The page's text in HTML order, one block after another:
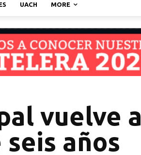
UACH MORE
vuelve a
años